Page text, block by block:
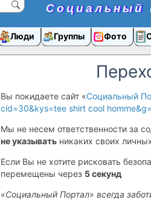
Социальный
Люди Группы Фото
Вы покидаете сайт «Социальный
cid=30&kys=tee shirt cool
Мы не несем ответственности за
не указывать никаких своих
Если Вы не хотите рисковать
перемещены через 5секунд
«Социальный Портал» всегда